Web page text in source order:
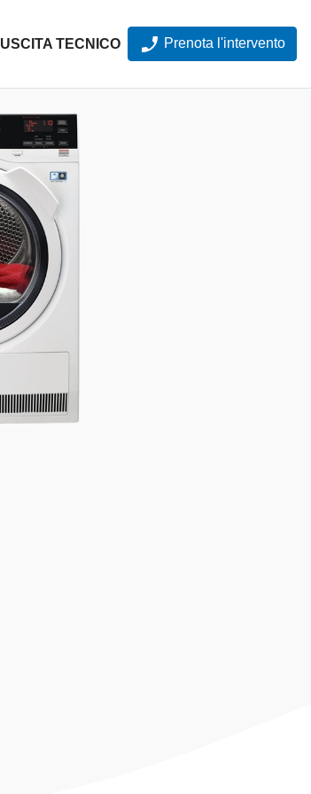
USCITA TECNICO Prenota l'intervento